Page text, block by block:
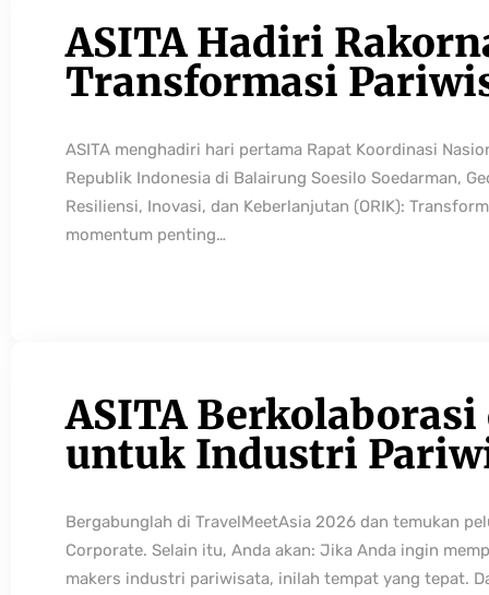
ASITA Hadiri
Transformasi
ASITA menghadiri hari pertama Rapat Koordinasi
Republik Indonesia di Balairung Soesilo Soedarman,
Resiliensi, Inovasi, dan Keberlanjutan (ORIK):
momentum penting…
ASITA
untuk Industri
Bergabunglah di TravelMeetAsia 2026 dan temukan
Corporate. Selain itu, Anda akan: Jika Anda ingin
makers industri pariwisata, inilah tempat yang tepat.